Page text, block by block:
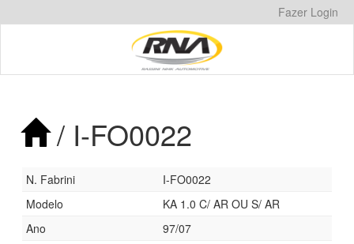
para
Fazer Login
/ I-FO0022
N. Fabrini
I-FO0022
Modelo
KA 1.0 C/ AR OU S/ AR
Ano
97/07